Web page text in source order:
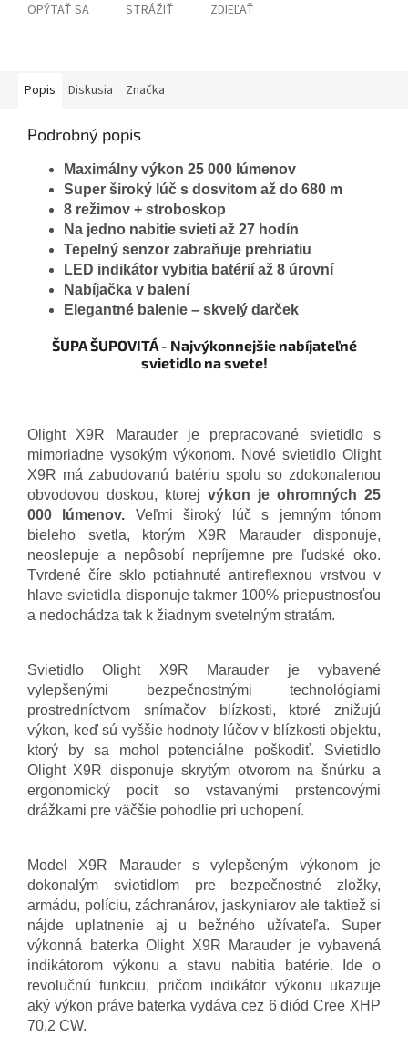
OPÝTAŤ SA STRÁŽIŤ ZDIEĽAŤ
Popis Diskusia Značka
Podrobný popis
Maximálny výkon 25 000 lúmenov
Super široký lúč s dosvitom až do 680 m
8 režimov + stroboskop
Na jedno nabitie svieti až 27 hodín
Tepelný senzor zabraňuje prehriatiu
LED indikátor vybitia batérií až 8 úrovní
Nabíjačka v balení
Elegantné balenie – skvelý darček
ŠUPA ŠUPOVITÁ - Najvýkonnejšie nabíjateľné
svietidlo na svete!
Olight X9R Marauder je prepracované svietidlo s
mimoriadne vysokým výkonom. Nové svietidlo Olight
X9R má zabudovanú batériu spolu so zdokonalenou
obvodovou doskou, ktorej výkon je ohromných 25
000 lúmenov. Veľmi široký lúč s jemným tónom
bieleho svetla, ktorým X9R Marauder disponuje,
neoslepuje a nepôsobí nepríjemne pre ľudské oko.
Tvrdené číre sklo potiahnuté antireflexnou vrstvou v
hlave svietidla disponuje takmer 100% priepustnosťou
a nedochádza tak k žiadnym svetelným stratám.
Svietidlo Olight X9R Marauder je vybavené
vylepšenými bezpečnostnými technológiami
prostredníctvom snímačov blízkosti, ktoré znižujú
výkon, keď sú vyššie hodnoty lúčov v blízkosti objektu,
ktorý by sa mohol potenciálne poškodiť. Svietidlo
Olight X9R disponuje skrytým otvorom na šnúrku a
ergonomický pocit so vstavanými prstencovými
drážkami pre väčšie pohodlie pri uchopení.
Model X9R Marauder s vylepšeným výkonom je
dokonalým svietidlom pre bezpečnostné zložky,
armádu, políciu, záchranárov, jaskyniarov ale taktiež si
nájde uplatnenie aj u bežného užívateľa. Super
výkonná baterka Olight X9R Marauder je vybavená
indikátorom výkonu a stavu nabitia batérie. Ide o
revolučnú funkciu, pričom indikátor výkonu ukazuje
aký výkon práve baterka vydáva cez 6 diód Cree XHP
70,2 CW.